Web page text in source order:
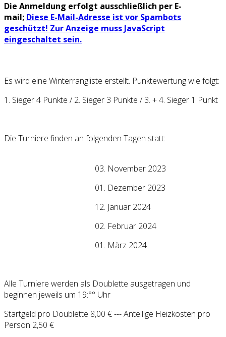
Die Anmeldung erfolgt ausschließlich per E-
mail; Diese E-Mail-Adresse ist vor Spambots
geschützt! Zur Anzeige muss JavaScript
eingeschaltet sein.
Es wird eine Winterrangliste erstellt. Punktewertung wie folgt:
1. Sieger 4 Punkte / 2. Sieger 3 Punkte / 3. + 4. Sieger 1 Punkt
Die Turniere finden an folgenden Tagen statt:
03. November 2023
01. Dezember 2023
12. Januar 2024
02. Februar 2024
01. März 2024
Alle Turniere werden als Doublette ausgetragen und
beginnen jeweils um 19:°° Uhr
Startgeld pro Doublette 8,00 € --- Anteilige Heizkosten pro
Person 2,50 €